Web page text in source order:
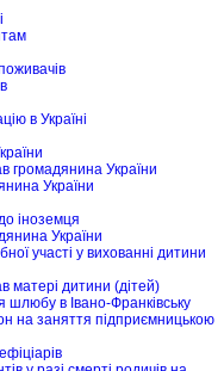
в Україні
громадянина України
України
іноземця
України
участі у вихованні дитини
матері дитини (дітей)
шлюбу в Івано-Франківську
на заняття підприємницькою